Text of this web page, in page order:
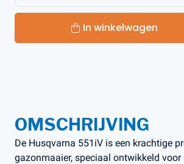
In winkelwagen
OMSCHRIJVING
De Husqvarna 551iV is een krachtige
gazonmaaier, speciaal ontwikkeld voor